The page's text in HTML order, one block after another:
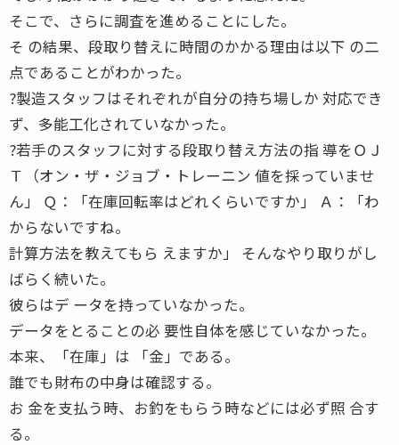
そこで、さらに調査を進めることにした。
そ の結果、段取り替えに時間のかかる理由は以下 の二
点であることがわかった。
?製造スタッフはそれぞれが自分の持ち場しか 対応でき
ず、多能工化されていなかった。
?若手のスタッフに対する段取り替え方法の指 導をＯＪ
Ｔ（オン・ザ・ジョブ・トレーニン 値を採っていませ
ん」 Ｑ：「在庫回転率はどれくらいですか」 Ａ：「わ
からないですね。
計算方法を教えてもら えますか」 そんなやり取りがし
ばらく続いた。
彼らはデ ータを持っていなかった。
データをとることの必 要性自体を感じていなかった。
本来、「在庫」は 「金」である。
誰でも財布の中身は確認する。
お 金を支払う時、お釣をもらう時などには必ず照 合す
る。